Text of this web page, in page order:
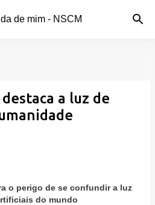
conteúdo principal
de mim - NSCM
a luz de
o perigo de se confundir a luz
do mundo